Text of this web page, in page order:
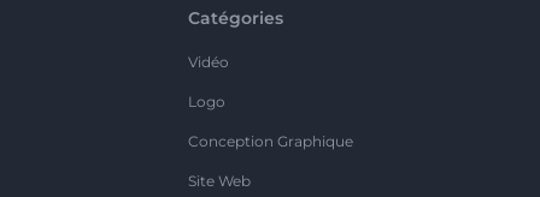
Catégories
Vidéo
Logo
Conception Graphique
Site Web